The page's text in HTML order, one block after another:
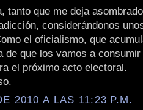
tanto que me deja
considerándonos
el oficialismo, que
de que los vamos a
el próximo acto electoral.
2010 A LAS 11:23 P.M.